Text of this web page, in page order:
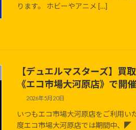
ります。 ホビーやアニメ […]
【デュエルマスターズ】買
《エコ市場大河原店》で開
2026年5月20日
いつもエコ市場大河原店をご利用い
度エコ市場大河原店では期間中、